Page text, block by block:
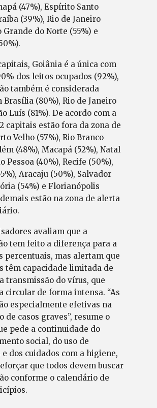
(47%), Espírito Santo
(39%), Rio de Janeiro
Grande do Norte (55%) e
Goiânia é a única com
dos leitos ocupados (92%),
também é considerada
Brasília (80%), Rio de Janeiro
Luís (81%). De acordo com a
capitais estão fora da zona de
Velho (57%), Rio Branco
(48%), Macapá (52%), Natal
Pessoa (40%), Recife (50%),
Aracaju (50%), Salvador
(54%) e Florianópolis
demais estão na zona de alerta
avaliam que a
tem feito a diferença para a
percentuais, mas alertam que
têm capacidade limitada de
transmissão do vírus, que
circular de forma intensa. “As
especialmente efetivas na
de casos graves”, resume o
pede a continuidade do
social, do uso de
e dos cuidados com a higiene,
que todos devem buscar
conforme o calendário de